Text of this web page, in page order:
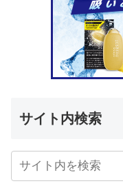
サイト内検索